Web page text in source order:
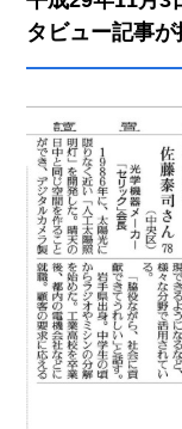
タビュー記事が